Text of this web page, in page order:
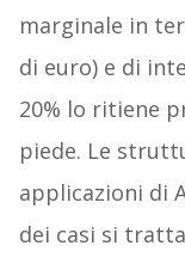
marginale in
di euro) e di
20% lo ritiene
piede. Le
applicazioni di
dei casi si